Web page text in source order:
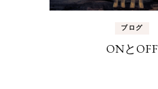
ブログ
ONとOFF